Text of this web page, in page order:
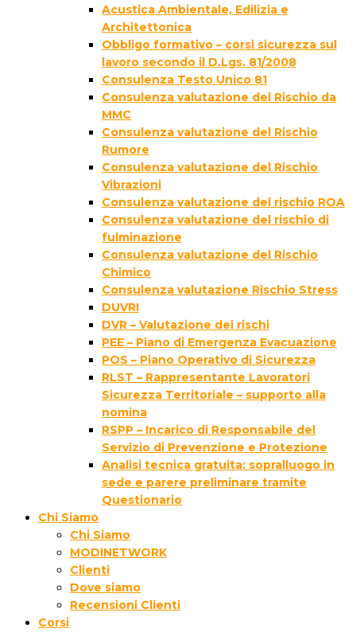
Acustica Ambientale, Edilizia e
Architettonica
Obbligo formativo – corsi sicurezza sul
lavoro secondo il D.Lgs. 81/2008
Consulenza Testo Unico 81
Consulenza valutazione del Rischio da
MMC
Consulenza valutazione del Rischio
Rumore
Consulenza valutazione del Rischio
Vibrazioni
Consulenza valutazione del rischio ROA
Consulenza valutazione del rischio di
fulminazione
Consulenza valutazione del Rischio
Chimico
Consulenza valutazione Rischio Stress
DUVRI
DVR – Valutazione dei rischi
PEE – Piano di Emergenza Evacuazione
POS – Piano Operativo di Sicurezza
RLST – Rappresentante Lavoratori
Sicurezza Territoriale – supporto alla
nomina
RSPP – Incarico di Responsabile del
Servizio di Prevenzione e Protezione
Analisi tecnica gratuita: sopralluogo in
sede e parere preliminare tramite
Questionario
Chi Siamo
Chi Siamo
MODINETWORK
Clienti
Dove siamo
Recensioni Clienti
Corsi